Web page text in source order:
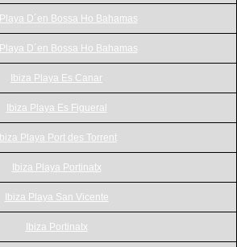
D´en Bossa Ho Bahamas
D´en Bossa Ho Bahamas
Ibiza Playa Es Canar
Ibiza Playa Es Figueral
Playa Port des Torrent
Ibiza Playa Portinatx
Ibiza Playa San Vicente
Ibiza Portinatx